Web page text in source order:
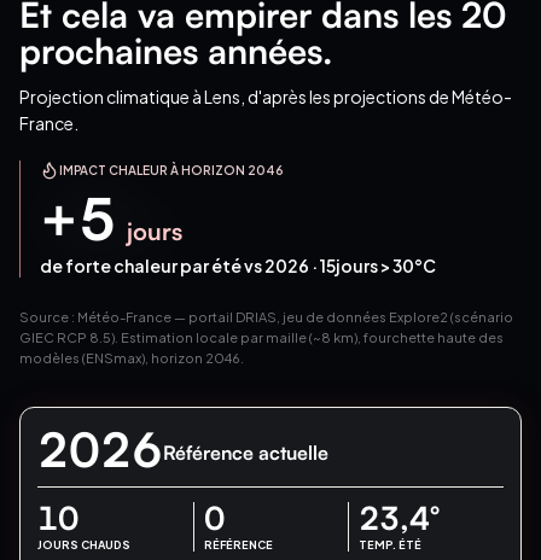
Et cela va empirer dans les 20
prochaines années.
Projection climatique à Lens , d'après les projections de Météo-
France.
IMPACT CHALEUR À HORIZON 2046
+5 jours
de forte chaleur par été vs 2026 ·15jours > 30°C
Source : Météo-France — portail DRIAS, jeu de données Explore2 (scénario
GIEC RCP 8.5). Estimation locale par maille (~8 km), fourchette haute des
modèles (ENSmax), horizon 2046.
2026Référence actuelle
10
JOURS CHAUDS
0
RÉFÉRENCE
23,4°
TEMP. ÉTÉ